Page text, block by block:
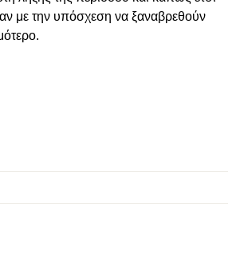
με την υπόσχεση να ξαναβρεθούν